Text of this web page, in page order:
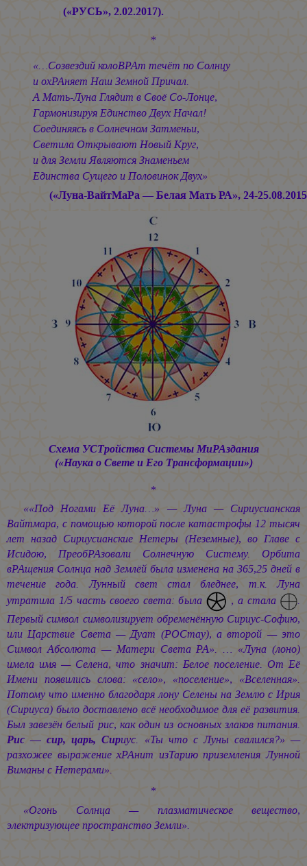
(«РУСЬ», 2.02.2017).
*
«…Созвездий колоВРАт течёт по Солнцу
и охРАняет Наш Земной Причал.
А Мать-Луна Глядит в Своё Со-Лонце,
Гармонизируя Единство Двух Начал!
Соединяясь в Солнечном Затменьи,
Светила Открывают Новый Круг,
и для Земли Являются Знаменьем
Единства Сущего и Половинок Двух»
(«Луна-ВайтМаРа — Белая Мать РА», 24-
Схема УСТройства Системы МиРАздания
(«Наука о Свете и Его Трансформации»)
*
««Под Ногами Её Луна…» — Луна — Сириусианская
Вайтмара, с помощью которой после катастрофы 12 тысяч
лет назад Сириусианские Нетеры (Неземные), во Главе с
Исидою, ПреобРАзовали Солнечную Систему. Орбита
вРАщения Солнца над Землёй была изменена на 365,25 дней в
течение года. Лунный свет стал бледнее, т.к. Луна
утратила 1/5 часть своего света: была
, а стала
.
Первый символ символизирует обременённую Сириус-Софию,
или Царствие Света — Дуат (РОСтау), а второй — это
Символ Абсолюта — Матери Света РА». … «Луна (лоно)
имела имя — Селена, что значит: Белое поселение. От Её
Имени появились слова: «село», «поселение», «Вселенная».
Потому что именно благодаря лону Селены на Землю с Ирия
(Сириуса) было доставлено всё необходимое для её развития.
Был завезён белый рис, как один из основных злаков питания.
Рис — сир, царь, Сириус. «Ты что с Луны свалился?» —
разхожее выражение хРАнит изТарию приземления Лунной
Виманы с Нетерами».
*
«Огонь Солнца — плазматическое вещество,
электризующее пространство Земли».